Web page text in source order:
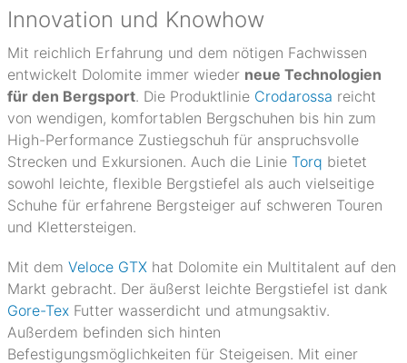
Innovation und Knowhow
Mit reichlich Erfahrung und dem nötigen Fachwissen
entwickelt Dolomite immer wieder neue Technologien
für den Bergsport. Die Produktlinie Crodarossa reicht
von wendigen, komfortablen Bergschuhen bis hin zum
High-Performance Zustiegschuh für anspruchsvolle
Strecken und Exkursionen. Auch die Linie Torq bietet
sowohl leichte, flexible Bergstiefel als auch vielseitige
Schuhe für erfahrene Bergsteiger auf schweren Touren
und Klettersteigen.
Mit dem Veloce GTX hat Dolomite ein Multitalent auf den
Markt gebracht. Der äußerst leichte Bergstiefel ist dank
Gore-Tex Futter wasserdicht und atmungsaktiv.
Außerdem befinden sich hinten
Befestigungsmöglichkeiten für Steigeisen. Mit einer